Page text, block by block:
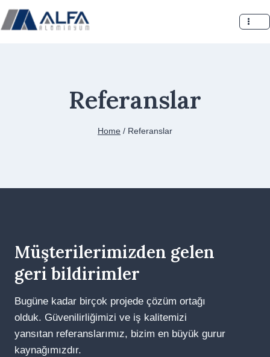
Skip
to
Referanslar
Home / Referanslar
Müşterilerimizden gelen
geri bildirimler
Bugüne kadar birçok projede çözüm ortağı
olduk. Güvenilirliğimizi ve iş kalitemizi
yansıtan referanslarımız, bizim en büyük gurur
kaynağımızdır.